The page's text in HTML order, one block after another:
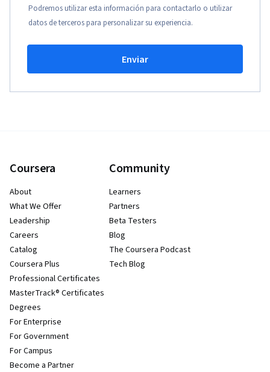
Podremos utilizar esta información para contactarlo o utilizar
datos de terceros para personalizar su experiencia.
Enviar
Coursera
About
What We Offer
Leadership
Careers
Catalog
Coursera Plus
Professional Certificates
MasterTrack® Certificates
Degrees
For Enterprise
For Government
For Campus
Become a Partner
Community
Learners
Partners
Beta Testers
Blog
The Coursera Podcast
Tech Blog